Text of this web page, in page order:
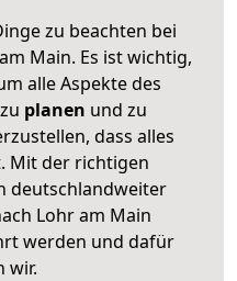
zu beachten bei
Main. Es ist wichtig,
alle Aspekte des
zu planen und zu
dass alles
Mit der richtigen
deutschlandweiter
Lohr am Main
werden und dafür
wir.